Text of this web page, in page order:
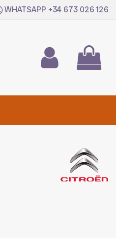
WHATSAPP +34 673 026 126